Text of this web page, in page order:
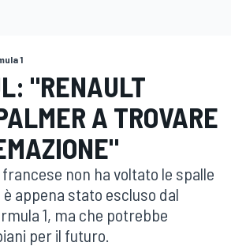
1
"RENAULT
A TROVARE
francese non ha voltato le spalle
appena stato escluso dal
1, ma che potrebbe
per il futuro.